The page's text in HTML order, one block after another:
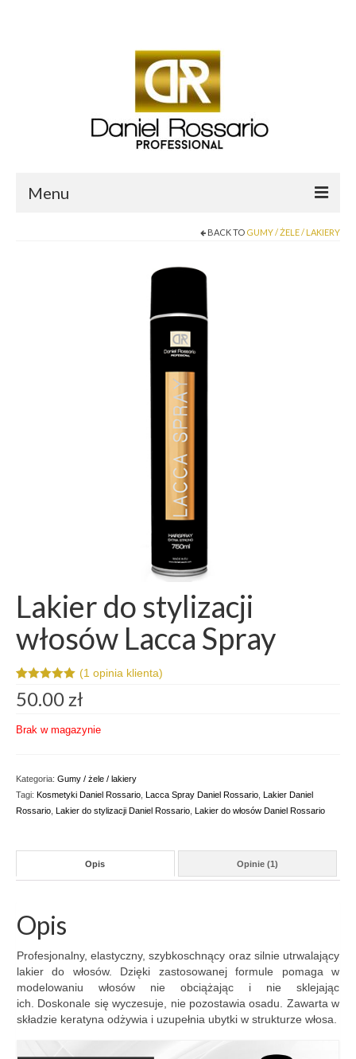
Menu
Salon fryzjerski Daniel Professional
BACK TO GUMY / ŻELE / LAKIERY
Lakier do stylizacji
włosów Lacca Spray
5.00na 5 na
oceny klienta
(1 opinia klienta)
50.00zł
Brak w magazynie
Kategoria: Gumy / żele / lakiery
Tagi: Kosmetyki Daniel Rossario Lacca Spray Daniel Rossario Lakier Daniel
Rossario Lakier do stylizacji Daniel Rossario Lakier do włosów Daniel Rossario
Opis Opinie (1)
Opis
Profesjonalny, elastyczny, szybkoschnący oraz silnie utrwalający
lakier do włosów. Dzięki zastosowanej formule pomaga w
modelowaniu włosów nie obciążając i nie sklejając
ich. Doskonale się wyczesuje, nie pozostawia osadu. Zawarta w
składzie keratyna odżywia i uzupełnia ubytki w strukturze włosa.